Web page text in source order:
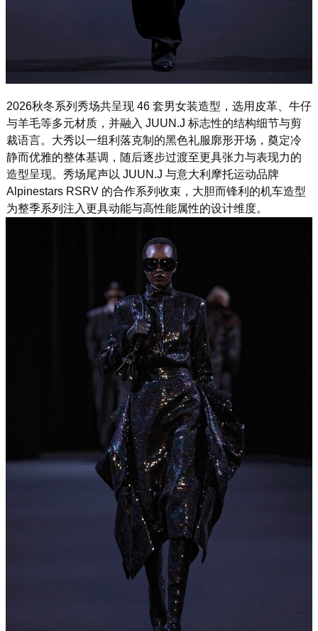
2026秋冬系列秀场共呈现 46 套男女装造型，选用皮革、牛仔
与羊毛等多元材质，并融入 JUUN.J 标志性的结构细节与剪
裁语言。大秀以一组利落克制的黑色礼服廓形开场，奠定冷
静而优雅的整体基调，随后逐步过渡至更具张力与表现力的
造型呈现。秀场尾声以 JUUN.J 与意大利摩托运动品牌
Alpinestars RSRV 的合作系列收束，大胆而锋利的机车造型
为整季系列注入更具动能与高性能属性的设计维度。